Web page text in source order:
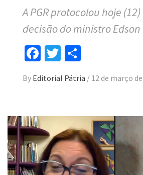
A PGR protocolou hoje
decisão do ministro Edson
Facebook
Twitter
By Editorial Pátria / 12 de março